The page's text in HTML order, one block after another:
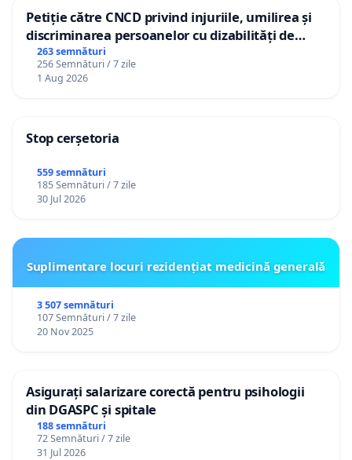
Petiție către CNCD privind injuriile, umilirea și
discriminarea persoanelor cu dizabilități de
către utilizatorul TikTok „Gorici”
263 semnături
256 Semnături / 7 zile
1 Aug 2026
Stop cerșetoria
559 semnături
185 Semnături / 7 zile
30 Jul 2026
Suplimentare locuri rezidențiat medicină generală
3 507 semnături
107 Semnături / 7 zile
20 Nov 2025
Asigurați salarizare corectă pentru psihologii
din DGASPC și spitale
188 semnături
72 Semnături / 7 zile
31 Jul 2026